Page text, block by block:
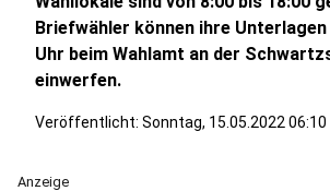
Briefwähler können ihre
Uhr beim Wahlamt an der
einwerfen.
Veröffentlicht: Sonntag, 15.05.2022 06:10
Anzeige